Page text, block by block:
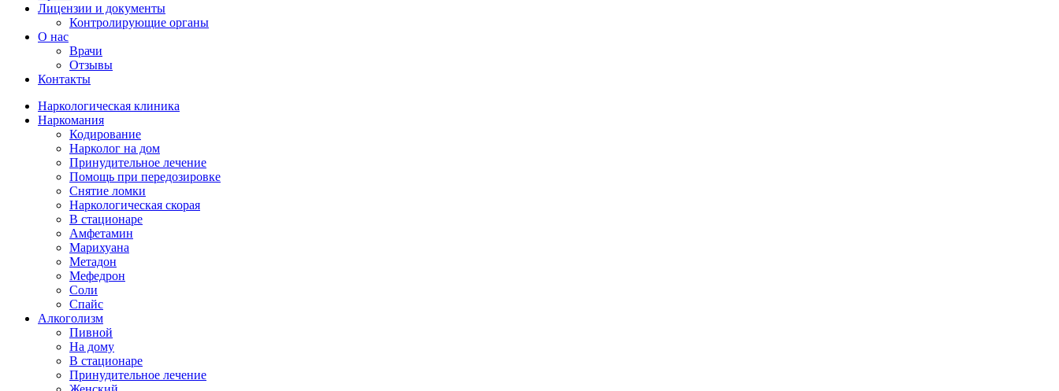
Лицензии и документы
Контролирующие органы
О нас
Врачи
Отзывы
Контакты
Наркологическая клиника
Наркомания
Кодирование
Нарколог на дом
Принудительное лечение
Помощь при передозировке
Снятие ломки
Наркологическая скорая
В стационаре
Амфетамин
Марихуана
Метадон
Мефедрон
Соли
Спайс
Алкоголизм
Пивной
На дому
В стационаре
Принудительное лечение